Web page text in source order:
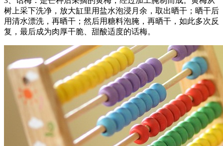
树上采下洗净，放大缸里用盐水泡浸月余，取出晒干；晒干后
用清水漂洗，再晒干；然后用糖料泡腌，再晒干，如此多次反
复，最后成为肉厚干脆、甜酸适度的话梅。